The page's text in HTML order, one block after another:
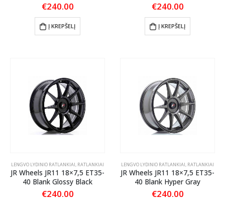
€240.00
Į KREPŠELĮ
€240.00
Į KREPŠELĮ
LENGVO LYDINIO RATLANKIAI, RATLANKIAI
JR Wheels JR11 18×7,5 ET35-
40 Blank Glossy Black
€240.00
LENGVO LYDINIO RATLANKIAI, RATLANKIAI
JR Wheels JR11 18×7,5 ET35-
40 Blank Hyper Gray
€240.00